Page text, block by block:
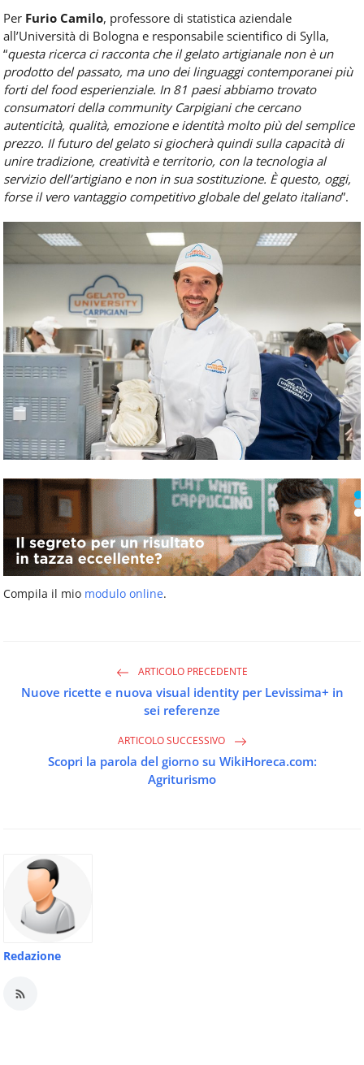
Per Furio Camilo, professore di statistica aziendale
all’Università di Bologna e responsabile scientifico di Sylla,
“questa ricerca ci racconta che il gelato artigianale non è un
prodotto del passato, ma uno dei linguaggi contemporanei più
forti del food esperienziale. In 81 paesi abbiamo trovato
consumatori della community Carpigiani che cercano
autenticità, qualità, emozione e identità molto più del semplice
prezzo. Il futuro del gelato si giocherà quindi sulla capacità di
unire tradizione, creatività e territorio, con la tecnologia al
servizio dell’artigiano e non in sua sostituzione. È questo, oggi,
forse il vero vantaggio competitivo globale del gelato italiano”.
Compila il mio modulo online.
ARTICOLO PRECEDENTE
Nuove ricette e nuova visual identity per Levissima+ in
sei referenze
ARTICOLO SUCCESSIVO
Scopri la parola del giorno su WikiHoreca.com:
Agriturismo
Redazione